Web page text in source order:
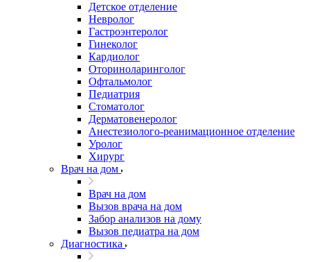
Детское отделение
Невролог
Гастроэнтеролог
Гинеколог
Кардиолог
Оториноларинголог
Офтальмолог
Педиатрия
Стоматолог
Дерматовенеролог
Анестезиолого-реанимационное отделение
Уролог
Хирург
Врач на дом
Врач на дом
Вызов врача на дом
Забор анализов на дому
Вызов педиатра на дом
Диагностика